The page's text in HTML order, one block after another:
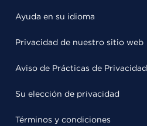
Ayuda en su idioma
Privacidad de nuestro sitio web
Aviso de Prácticas de Privacidad
Su elección de privacidad
Términos y condiciones